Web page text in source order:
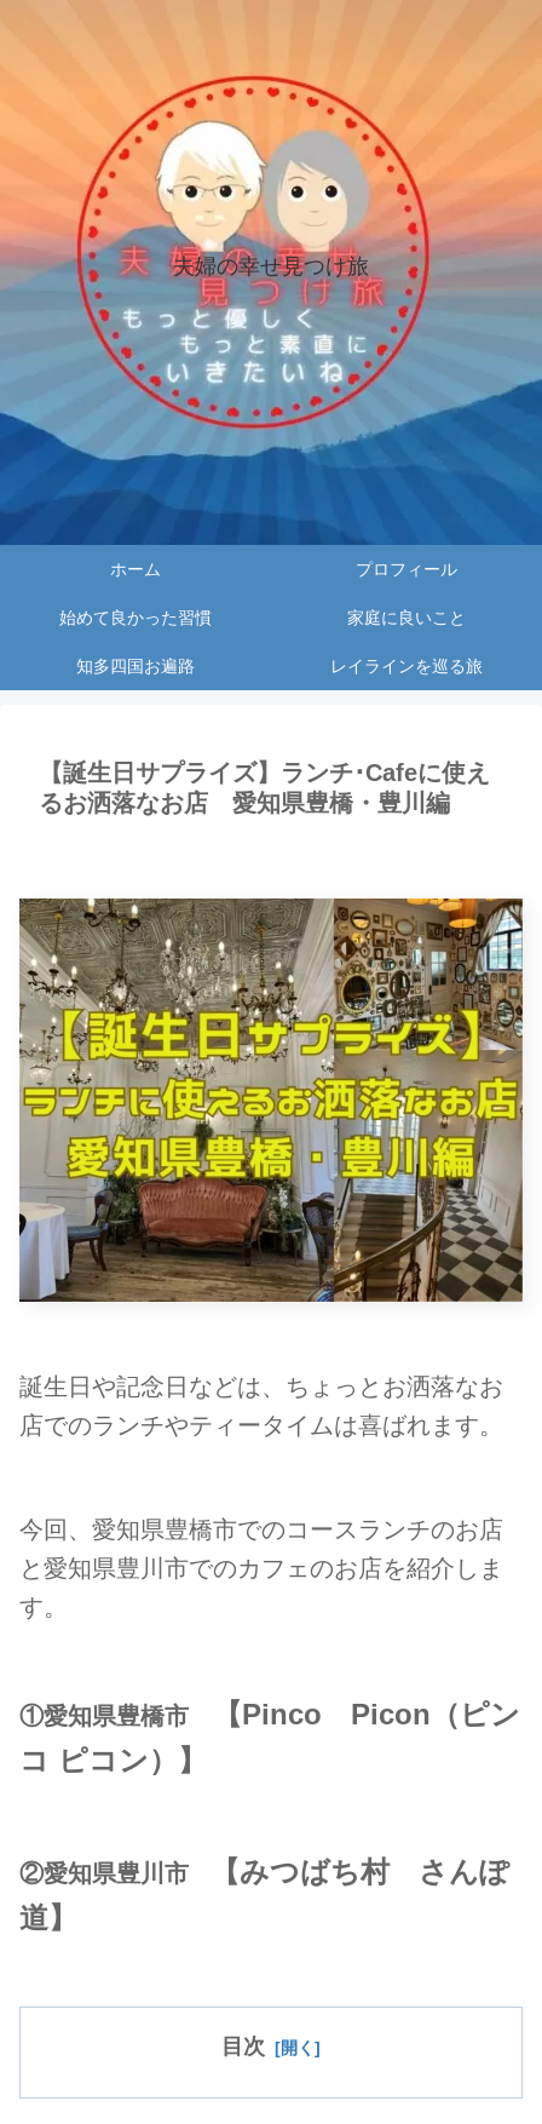
夫婦の幸せ見つけ旅
ホーム プロフィール
始めて良かった習慣 家庭に良いこと
知多四国お遍路 レイラインを巡る旅
【誕生日サプライズ】ランチ･Cafeに使え
るお洒落なお店 愛知県豊橋・豊川編
誕生日や記念日などは、ちょっとお洒落なお
店でのランチやティータイムは喜ばれます。
今回、愛知県豊橋市でのコースランチのお店
と愛知県豊川市でのカフェのお店を紹介しま
す。
①愛知県豊橋市
【Pinco Picon（ピン
コ ピコン） 】
②愛知県豊川市
【みつばち村 さんぽ
道】
目次